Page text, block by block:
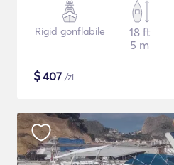
Rigid gonflabile
18 ft
5 m
$407 /zi